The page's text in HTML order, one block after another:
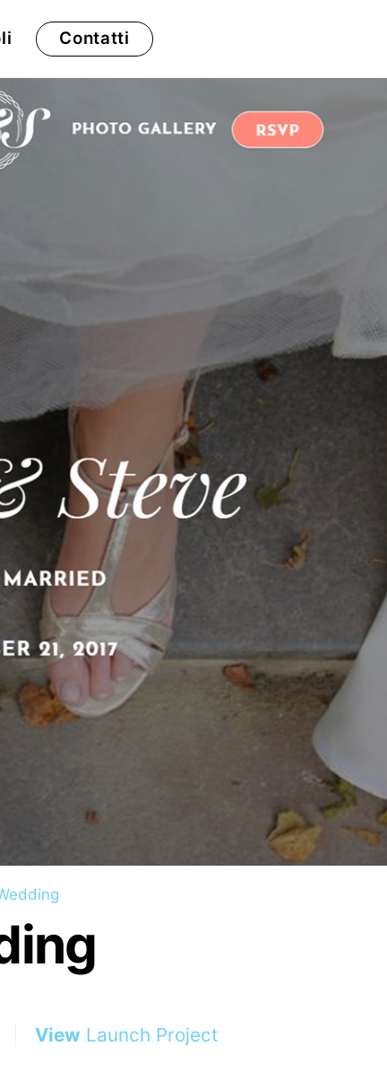
Contatti
View Launch Project